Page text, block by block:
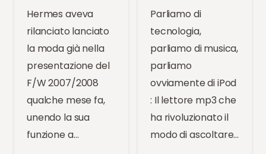
Hermes aveva
rilanciato lanciato
la moda già nella
presentazione del
F/W 2007/2008
qualche mese fa,
unendo la sua
funzione a…
Parliamo di
tecnologia,
parliamo di musica,
parliamo
ovviamente di iPod
: Il lettore mp3 che
ha rivoluzionato il
modo di ascoltare…